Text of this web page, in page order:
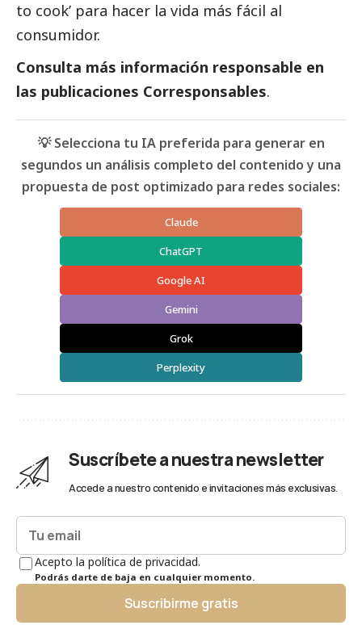
to cook’ para hacer la vida más fácil al
consumidor.
Consulta más información responsable en
las publicaciones Corresponsables.
💡 Selecciona tu IA preferida para generar en
segundos un análisis completo del contenido y una
propuesta de post optimizado para redes sociales:
Claude
ChatGPT
Google AI
Gemini
Grok
Perplexity
Suscríbete a nuestra newsletter
Accede a nuestro contenido e invitaciones más exclusivas.
Acepto la política de privacidad.
Podrás darte de baja en cualquier momento.
Suscribirme gratis